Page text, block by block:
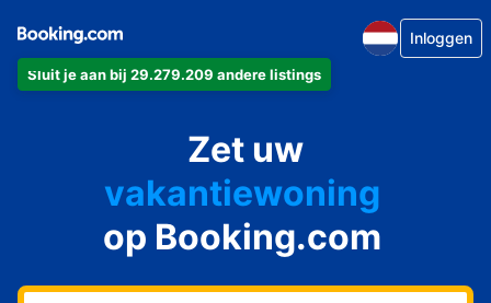
Sluit je aan bij 29.279.209 andere listings
Inloggen
Zet uw
appartement
hotel
vakantiewoning
pension
bed & breakfast
op Booking.com